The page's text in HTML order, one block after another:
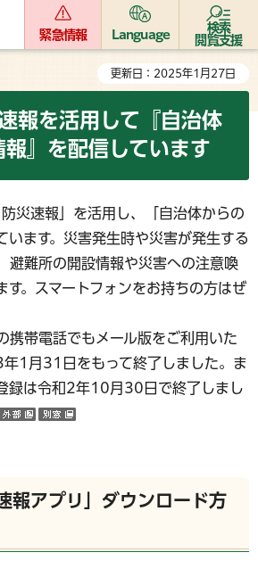
緊急情報 Language
検索
閲覧支援
更新日：2025年1月27日
報を活用して『自治体
』を配信しています
災速報」を活用し、「自治体からの
います。災害発生時や災害が発生する
避難所の開設情報や災害への注意喚
す。スマートフォンをお持ちの方はぜ
携帯電話でもメール版をご利用いた
年1月31日をもって終了しました。ま
録は令和2年10月30日で終了しまし
（外部サイトへリンク）
報アプリ」ダウンロード方